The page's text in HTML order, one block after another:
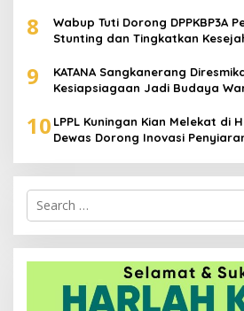
8
Wabup Tuti Dorong DPPKBP3A
Stunting dan Tingkatkan
9
KATANA Sangkanerang
Kesiapsiagaan Jadi Budaya
10 LPPL Kuningan Kian Melekat di
Dewas Dorong Inovasi
Search
for: